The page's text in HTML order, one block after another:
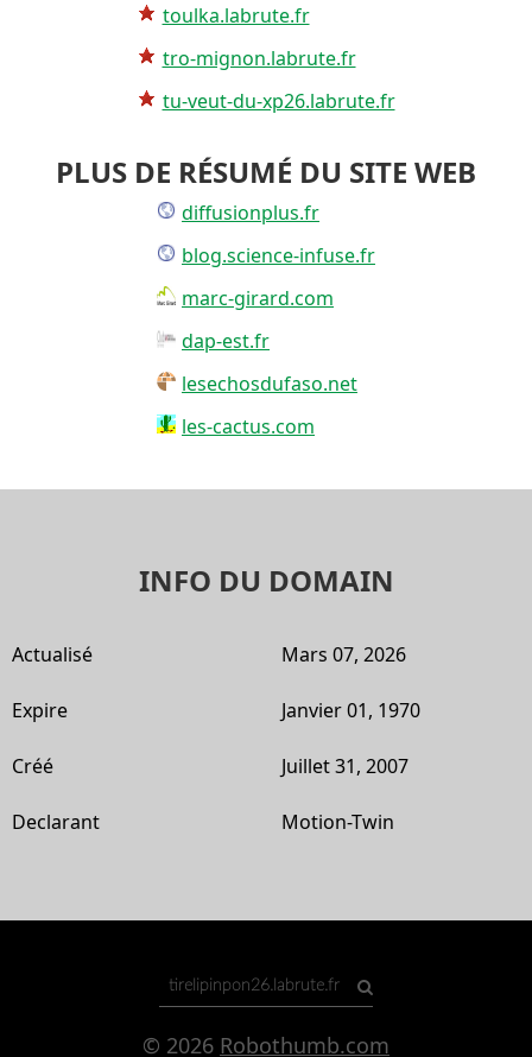
toulka.labrute.fr
tro-mignon.labrute.fr
tu-veut-du-xp26.labrute.fr
PLUS DE RÉSUMÉ DU SITE WEB
diffusionplus.fr
blog.science-infuse.fr
marc-girard.com
dap-est.fr
lesechosdufaso.net
les-cactus.com
INFO DU DOMAIN
Actualisé Mars 07, 2026
Expire Janvier 01, 1970
Créé Juillet 31, 2007
Declarant Motion-Twin
© 2026 Robothumb.com